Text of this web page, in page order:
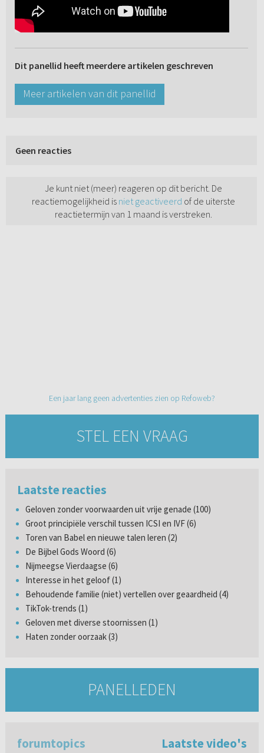
Dit panellid heeft meerdere artikelen geschreven
Meer artikelen van dit panellid
Geen reacties
Je kunt niet (meer) reageren op dit bericht. De
reactiemogelijkheid is niet geactiveerd of de uiterste
reactietermijn van 1 maand is verstreken.
Een jaar lang geen advertenties zien op Refoweb?
STEL EEN VRAAG
Laatste reacties
Geloven zonder voorwaarden uit vrije genade (100)
Groot principiële verschil tussen ICSI en IVF (6)
Toren van Babel en nieuwe talen leren (2)
De Bijbel Gods Woord (6)
Nijmeegse Vierdaagse (6)
Interesse in het geloof (1)
Behoudende familie (niet) vertellen over geaardheid (4)
TikTok-trends (1)
Geloven met diverse stoornissen (1)
Haten zonder oorzaak (3)
PANELLEDEN
forumtopics Laatste video's